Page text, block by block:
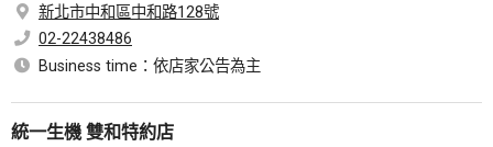
新北市中和區中和路128號
02-22438486
Business time：依店家公告為主
統一生機 雙和特約店